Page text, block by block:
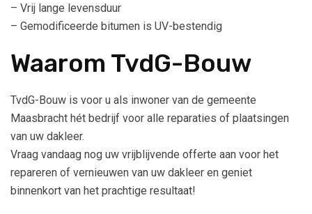
– Vrij lange levensduur
– Gemodificeerde bitumen is UV-bestendig
Waarom TvdG-Bouw
TvdG-Bouw is voor u als inwoner van de gemeente
Maasbracht hét bedrijf voor alle reparaties of plaatsingen
van uw dakleer.
Vraag vandaag nog uw vrijblijvende offerte aan voor het
repareren of vernieuwen van uw dakleer en geniet
binnenkort van het prachtige resultaat!